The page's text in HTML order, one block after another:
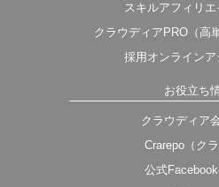
スキルアフィリ
クラウディアPRO（高
採用オンラインア
お役立ち
クラウディア
Crarepo（クラ
公式